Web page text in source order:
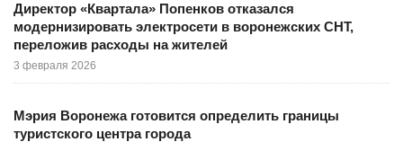
Директор «Квартала» Попенков отказался
модернизировать электросети в воронежских СНТ,
переложив расходы на жителей
3 февраля 2026
Мэрия Воронежа готовится определить границы
туристского центра города